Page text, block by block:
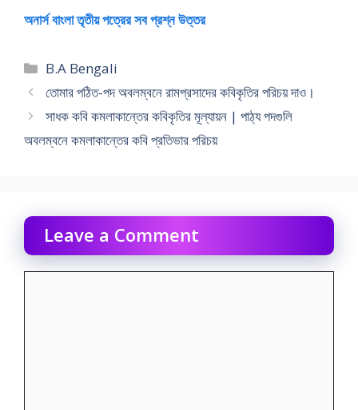
অনার্স বাংলা তৃতীয় পত্রের সব প্রশ্ন উত্তর
Categories
B.A Bengali
তোমার পঠিত-পদ অবলম্বনে রামপ্রসাদের কবিকৃতির পরিচয় দাও।
সাধক কবি কমলাকান্তের কবিকৃতির মূল্যায়ন | পাঠ্য পদগুলি
অবলম্বনে কমলাকান্তের কবি প্রতিভার পরিচয়
Leave a Comment